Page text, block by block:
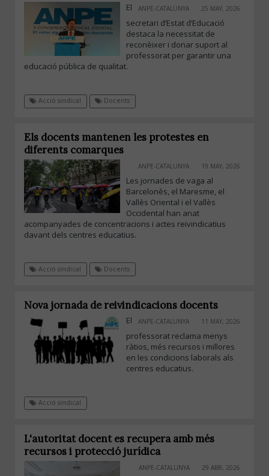
ANPE-CATALUNYA 25 MAY, 2026
El
secretari d’Estat d’Educació
destaca la necessitat de
reconèixer i donar suport al
professorat per garantir una
educació pública de qualitat.
Acció sindical Docents
Els docents mantenen les protestes en
diferents comarques
ANPE-CATALUNYA 19 MAY, 2026
Les jornades de vaga al
Barcelonès, el Maresme, el
Vallès Oriental i el Vallès
Occidental han anat
acompanyades de concentracions i actes reivindicatius
davant dels centres educatius.
Acció sindical Docents
Nova jornada de reivindicacions docents
ANPE-CATALUNYA 11 MAY, 2026
El
professorat reclama menys
ràtios, més recursos i millores
en les condicions laborals als
centres educatius.
Acció sindical
L'autoritat docent es recupera amb més
recursos i protecció jurídica
ANPE-CATALUNYA 29 ABR, 2026